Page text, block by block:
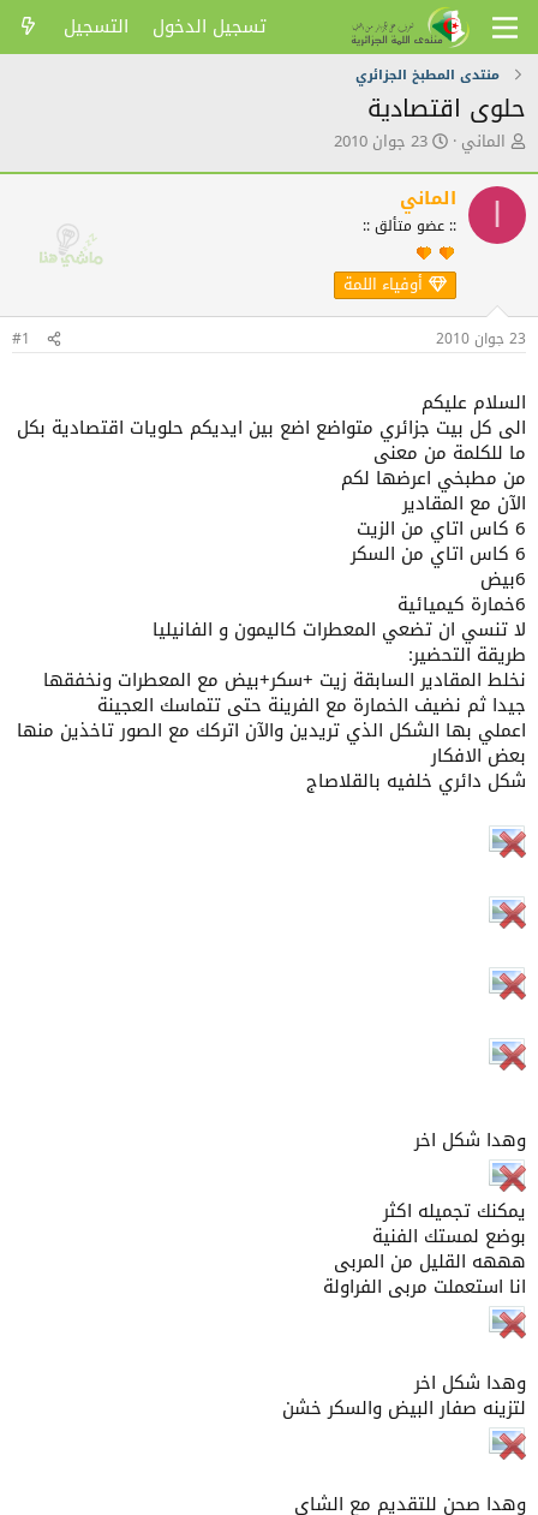
تسجيل الدخول التسجيل
منتدى المطبخ الجزائري
حلوى اقتصادية
ك
ت
ب
ل
ض
و
ع
الماني ت
ر
ي
خ
ا
ل
ن
ش
23 جوان 2010
الماني
:: عضو متألق ::
أوفياء اللمة
23 جوان 2010 #1
السلام عليكم
الى كل بيت جزائري متواضع اضع بين ايديكم حلويات اقتصادية بكل
ما للكلمة من معنى
من مطبخي اعرضها لكم
الآن مع المقادير
6 كاس اتاي من الزيت
6 كاس اتاي من السكر
6بيض
6خمارة كيميائية
لا تنسي ان تضعي المعطرات كاليمون و الفانيليا
طريقة التحضير:
نخلط المقادير السابقة زيت +سكر+بيض مع المعطرات ونخفقها
جيدا ثم نضيف الخمارة مع الفرينة حتى تتماسك العجينة
اعملي بها الشكل الذي تريدين والآن اتركك مع الصور تاخذين منها
بعض الافكار
شكل دائري خلفيه بالقلاصاج
وهدا شكل اخر
يمكنك تجميله اكثر
بوضع لمستك الفنية
هههه القليل من المربى
انا استعملت مربى الفراولة
وهدا شكل اخر
لتزينه صفار البيض والسكر خشن
وهدا صحن للتقديم مع الشاي